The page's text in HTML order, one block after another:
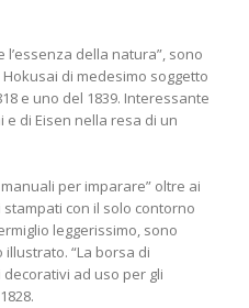
della natura”, sono
di medesimo soggetto
e uno del 1839. Interessante
e di Eisen nella resa di un
per imparare” oltre ai
con il solo contorno
leggerissimo, sono
“La borsa di
decorativi ad uso per gli